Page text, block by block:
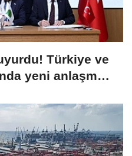
Türkiye ve
yeni anlaşma